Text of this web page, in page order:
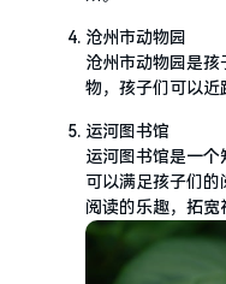
沧州市动物园
沧州市动物园是
物，孩子们可以近
运河图书馆
运河图书馆是一个
可以满足孩子们的
阅读的乐趣，拓宽